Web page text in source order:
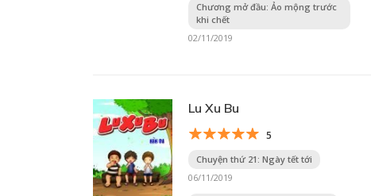
Chương mở đầu: Ảo mộng trước
khi chết
02/11/2019
Lu Xu Bu
5
Chuyện thứ 21: Ngày tết tới
06/11/2019